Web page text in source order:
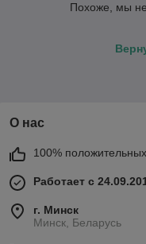
Похоже, мы
О нас
100%
Работает с
г. Минск
Минск, Беларусь